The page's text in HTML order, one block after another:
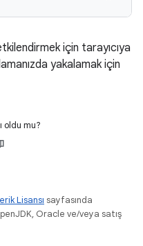
için tarayıcıya
yakalamak için
oldu mu?
Lisansı sayfasında
Oracle ve/veya satış